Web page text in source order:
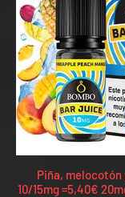
Piña, melocotón
10/15mg =5,40€